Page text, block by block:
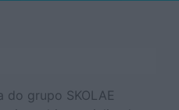
grupo SKOLAE